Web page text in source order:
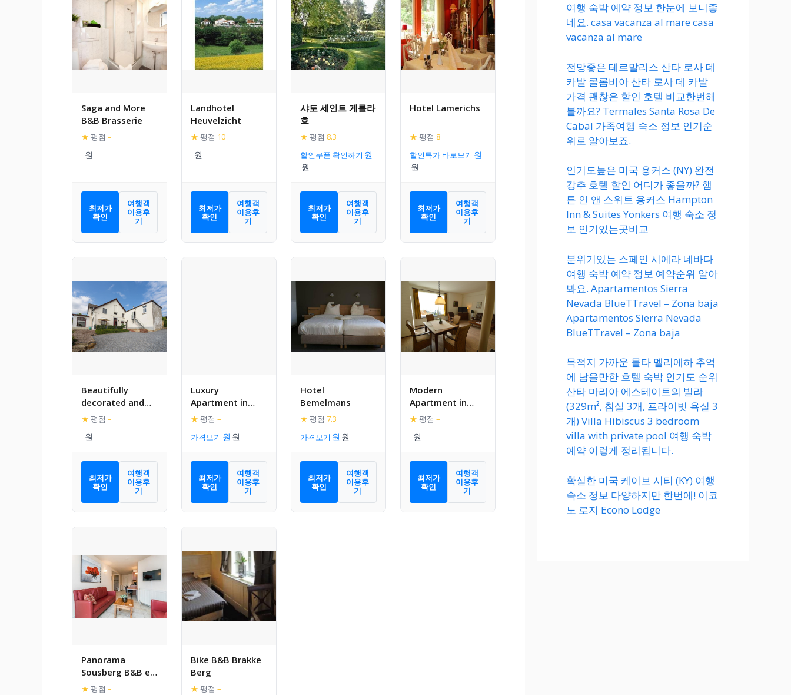
Saga and More
B&B Brasserie
★ 평점 –
최저가
확인
여행객
이용후
기
Landhotel
Heuvelzicht
★ 평점 10
최저가
확인
여행객
이용후
기
샤토 세인트 게를라
흐
★ 평점 8.3
할인쿠폰 확인하기
최저가
확인
여행객
이용후
기
Hotel Lamerichs
★ 평점 8
할인특가 바로보기
최저가
확인
여행객
이용후
기
Beautifully
decorated and
spacious
heart of South
★ 평점 –
최저가
확인
여행객
이용후
기
Luxury
Apartment in
Schin op Geul
and Sauna
★ 평점 –
가격보기
최저가
확인
여행객
이용후
기
Hotel
Bemelmans
★ 평점 7.3
가격보기
최저가
확인
여행객
이용후
기
Modern
Apartment in
Schin op Geul
★ 평점 –
최저가
확인
여행객
이용후
기
Panorama
Sousberg B&B en
appartementen
★ 평점 –
Bike B&B Brakke
Berg
★ 평점 –
여행 숙박 예약 정보 한눈에 보니좋
네요. casa vacanza al mare casa
vacanza al mare
전망좋은 테르말리스 산타 로사 데
카발 콜롬비아 산타 로사 데 카발
가격 괜찮은 할인 호텔 비교한번해
볼까요? Termales Santa Rosa De
Cabal 가족여행 숙소 정보 인기순
위로 알아보죠.
인기도높은 미국 용커스 (NY) 완전
강추 호텔 할인 어디가 좋을까? 햄
튼 인 앤 스위트 용커스 Hampton
Inn & Suites Yonkers 여행 숙소 정
보 인기있는곳비교
분위기있는 스페인 시에라 네바다
여행 숙박 예약 정보 예약순위 알아
봐요. Apartamentos Sierra
Nevada BlueTTravel – Zona baja
Apartamentos Sierra Nevada
BlueTTravel – Zona baja
목적지 가까운 몰타 멜리에하 추억
에 남을만한 호텔 숙박 인기도 순위
산타 마리아 에스테이트의 빌라
(329m², 침실 3개, 프라이빗 욕실 3
개) Villa Hibiscus 3 bedroom
villa with private pool 여행 숙박
예약 이렇게 정리됩니다.
확실한 미국 케이브 시티 (KY) 여행
숙소 정보 다양하지만 한번에! 이코
노 로지 Econo Lodge